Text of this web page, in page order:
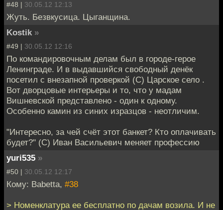
#48 | 30.05.12 12:13
Жуть. Безвкусица. Цыганщина.
Kostik »
#49 | 30.05.12 12:16
По командировочным делам был в городе-герое
Ленинграде. И в выдавшийся свободный денёк
посетил с внезапной проверкой (С) Царское село .
Вот дворцовые интерьеры и то, что у мадам
Вишневской представлено - один к одному.
Особенно камин из синих изразцов - неотличим.
"Интересно, за чей счёт этот банкет? Кто оплачивать
будет?" (С) Иван Васильевич меняет профессию
yuri535 »
#50 | 30.05.12 12:17
Кому: Babetta, #38
> Номенклатура ее бесплатно по дачам возила. И не